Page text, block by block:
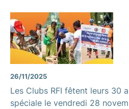
26/11/2025
Les Clubs RFI fêtent leurs 30
spéciale le vendredi 28